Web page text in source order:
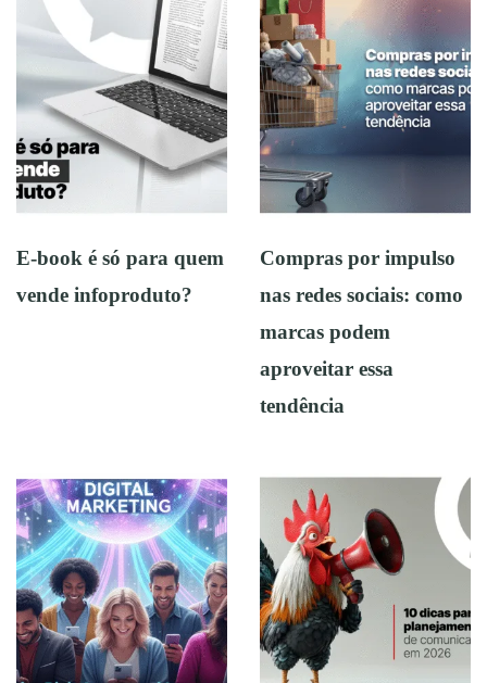
E-book é só para quem
vende infoproduto?
Compras por impulso
nas redes sociais: como
marcas podem
aproveitar essa
tendência